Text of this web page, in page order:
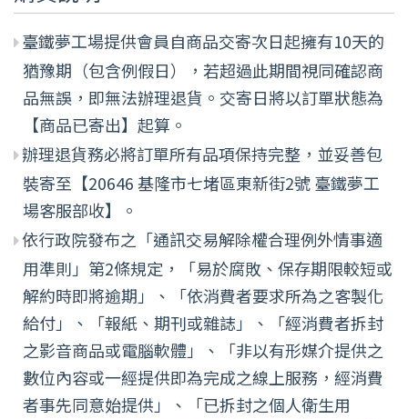
臺鐵夢工場提供會員自商品交寄次日起擁有10天的
猶豫期（包含例假日），若超過此期間視同確認商
品無誤，即無法辦理退貨。交寄日將以訂單狀態為
【商品已寄出】起算。
辦理退貨務必將訂單所有品項保持完整，並妥善包
裝寄至【20646 基隆市七堵區東新街2號 臺鐵夢工
場客服部收】。
依行政院發布之「通訊交易解除權合理例外情事適
用準則」第2條規定，「易於腐敗、保存期限較短或
解約時即將逾期」、「依消費者要求所為之客製化
給付」、「報紙、期刊或雜誌」、「經消費者拆封
之影音商品或電腦軟體」、「非以有形媒介提供之
數位內容或一經提供即為完成之線上服務，經消費
者事先同意始提供」、「已拆封之個人衛生用